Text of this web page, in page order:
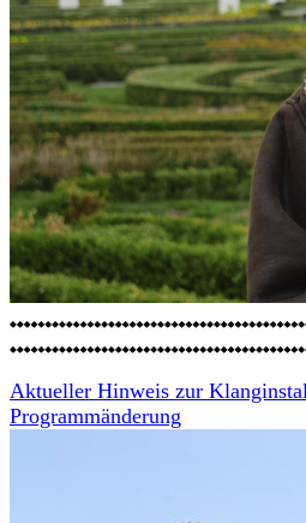
Aktueller Hinweis zur
Programmänderung